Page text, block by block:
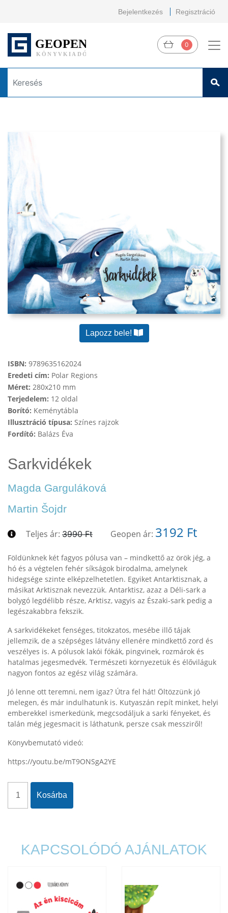
Bejelentkezés Regisztráció
0
Lapozz bele!
ISBN: 9789635162024
Eredeti cím: Polar Regions
Méret: 280x210 mm
Terjedelem: 12 oldal
Borító: Keménytábla
Illusztráció típusa: Színes rajzok
Fordító: Balázs Éva
Sarkvidékek
Magda Garguláková
Martin Šojdr
Teljes ár: 3990 Ft Geopen ár: 3192 Ft
Földünknek két fagyos pólusa van – mindkettő az örök jég, a
hó és a végtelen fehér síkságok birodalma, amelynek
hidegsége szinte elképzelhetetlen. Egyiket Antarktisznak, a
másikat Arktisznak nevezzük. Antarktisz, azaz a Déli-sark a
bolygó legdélibb része, Arktisz, vagyis az Északi-sark pedig a
legészakabbra fekszik.
A sarkvidékeket fenséges, titokzatos, mesébe illő tájak
jellemzik, de a szépséges látvány ellenére mindkettő zord és
veszélyes is. A pólusok lakói fókák, pingvinek, rozmárok és
hatalmas jegesmedvék. Természeti környezetük és élőviláguk
nagyon fontos az egész világ számára.
Jó lenne ott teremni, nem igaz? Útra fel hát! Öltözzünk jó
melegen, és már indulhatunk is. Kutyaszán repít minket, helyi
emberekkel ismerkedünk, megcsodáljuk a sarki fényeket, és
talán még jegesmacit is láthatunk, persze csak messziről!
Könyvbemutató videó:
https://youtu.be/mT9ONSgA2YE
Kosárba
KAPCSOLÓDÓ AJÁNLATOK